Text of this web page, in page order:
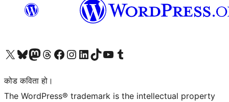
हाम्रो X (पहिले ट्विटर) खातामा जानुहोस्
हाम्रो Bluesky खाता भ्रमण गर्नुहोस्
हाम्रो म्यास्टोडन खाता भ्रमण गर्नुहोस्
हाम्रो थ्रेड्स खातामा जानुहोस्
हाम्रो फेसबुक पेजमा जानुहोस्
हाम्रो इन्स्टाग्राम खातामा जानुहोस्
हाम्रो लिङ्क्डइन खातामा जानुहोस्
हाम्रो TikTok खाता भ्रमण गर्नुहोस्
हाम्रो युट्युब च्यानलमा जानुहोस्
हाम्रो टम्बलर खाता भ्रमण गर्नुहोस्
कोड कविता हो।
The WordPress® trademark is the intellectual property